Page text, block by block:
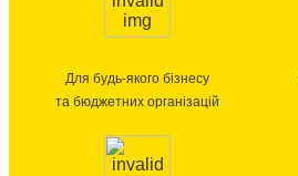
Для будь-якого бізнесу
та бюджетних організацій